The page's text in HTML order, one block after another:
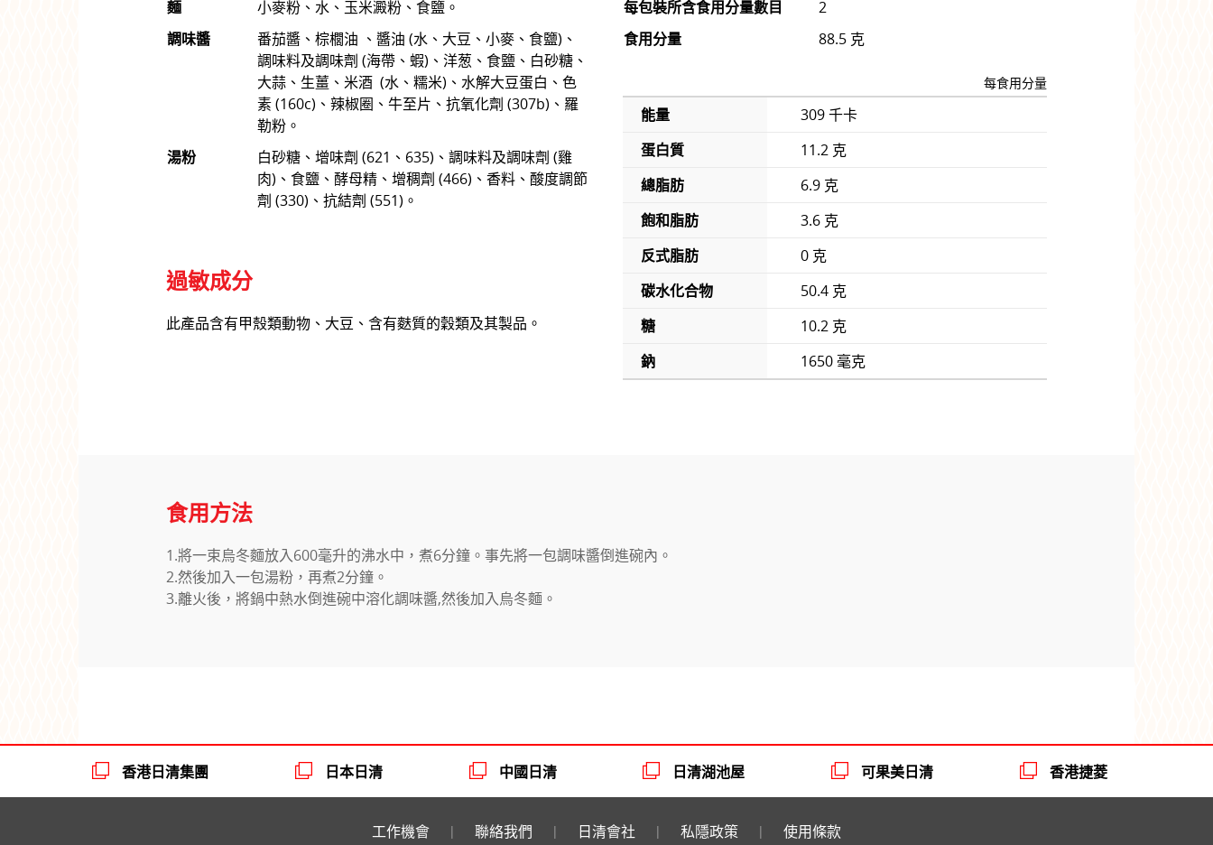
麵
小麥粉、水、玉米澱粉、食鹽。
調味醬
番茄醬、棕櫚油 、醬油 (水、大豆、小麥、食鹽)、
調味料及調味劑 (海帶、蝦)、洋葱、食鹽、白砂糖、
大蒜、生薑、米酒 (水、糯米)、水解大豆蛋白、色
素 (160c)、辣椒圈、牛至片、抗氧化劑 (307b)、羅
勒粉。
湯粉
白砂糖、增味劑 (621、635)、調味料及調味劑 (雞
肉)、食鹽、酵母精、增稠劑 (466)、香料、酸度調節
劑 (330)、抗結劑 (551)。
過敏成分
此產品含有甲殼類動物、大豆、含有麩質的穀類及其製品。
每包裝所含食用分量數目
2
食用分量
88.5 克
每食用分量
能量
309 千卡
蛋白質
11.2 克
總脂肪
6.9 克
飽和脂肪
3.6 克
反式脂肪
0 克
碳水化合物
50.4 克
糖
10.2 克
鈉
1650 毫克
食用方法
1.將一束烏冬麵放入600毫升的沸水中，煮6分鐘。事先將一包調味醬倒進碗內。
2.然後加入一包湯粉，再煮2分鐘。
3.離火後，將鍋中熱水倒進碗中溶化調味醬,然後加入烏冬麵。
香港日清集團 日本日清 中國日清 日清湖池屋 可果美日清 香港捷菱
工作機會 聯絡我們 日清會社 私隱政策 使用條款